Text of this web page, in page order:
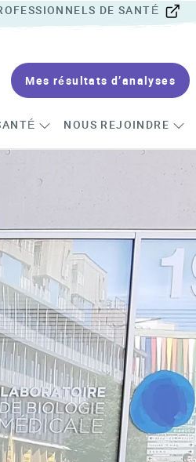
DE SANTÉ
Mes résultats d’analyses
NOUS REJOINDRE